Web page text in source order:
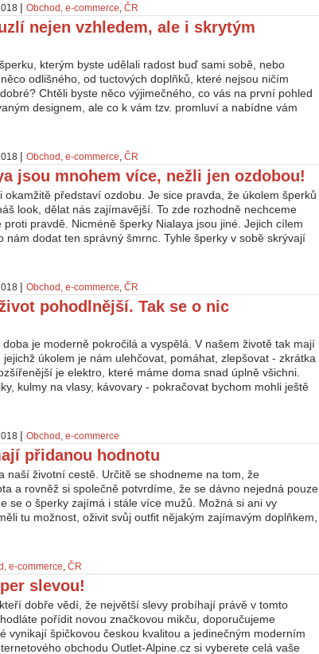
| Obchod, e-commerce, ČR
nejen vzhledem, ale i skrytým
kterým byste udělali radost buď sami sobě, nebo
odlišného, od tuctových doplňků, které nejsou ničím
Chtěli byste něco výjimečného, co vás na první pohled
designem, ale co k vám tzv. promluví a nabídne vám
| Obchod, e-commerce, ČR
jsou mnohem více, nežli jen ozdobou!
okamžitě představí ozdobu. Je sice pravda, že úkolem šperků
look, dělat nás zajímavější. To zde rozhodně nechceme
pravdě. Nicméně šperky Nialaya jsou jiné. Jejich cílem
nám dodat ten správný šmrnc. Tyhle šperky v sobě skrývají
| Obchod, e-commerce, ČR
pohodlnější. Tak se o nic
je moderně pokročilá a vyspělá. V našem životě tak mají
úkolem je nám ulehčovat, pomáhat, zlepšovat - zkrátka
je elektro, které máme doma snad úplně všichni.
kulmy na vlasy, kávovary - pokračovat bychom mohli ještě
| Obchod, e-commerce
přidanou hodnotu
naší životní cestě. Určitě se shodneme na tom, že
a rovněž si společně potvrdíme, že se dávno nejedná pouze
se o šperky zajímá i stále více mužů. Možná si ani vy
tu možnost, oživit svůj outfit nějakým zajímavým doplňkem,
e-commerce, ČR
slevou!
dobře vědí, že největší slevy probíhají právě v tomto
pořídit novou značkovou mikču, doporučujeme
vynikají špičkovou českou kvalitou a jedinečným moderním
obchodu Outlet-Alpine.cz si vyberete celá vaše